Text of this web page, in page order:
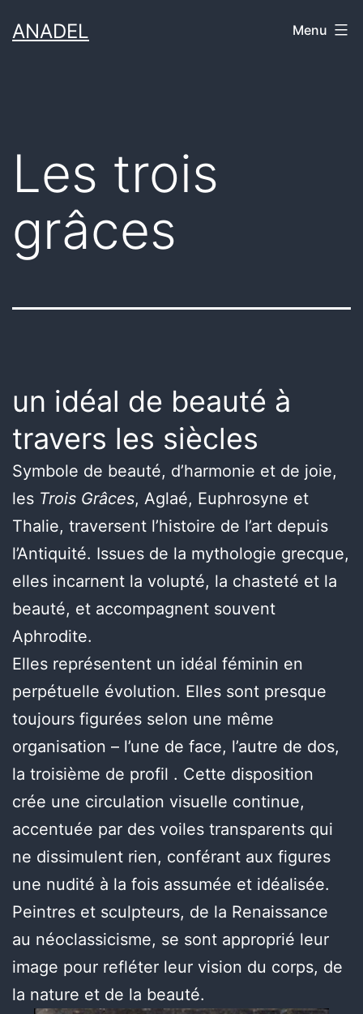
toANADEL Menu
Les trois
grâces
un idéal de beauté à
travers les siècles
Symbole de beauté, d’harmonie et de joie,
les Trois Grâces, Aglaé, Euphrosyne et
Thalie, traversent l’histoire de l’art depuis
l’Antiquité. Issues de la mythologie grecque,
elles incarnent la volupté, la chasteté et la
beauté, et accompagnent souvent
Aphrodite.
Elles représentent un idéal féminin en
perpétuelle évolution. Elles sont presque
toujours figurées selon une même
organisation – l’une de face, l’autre de dos,
la troisième de profil . Cette disposition
crée une circulation visuelle continue,
accentuée par des voiles transparents qui
ne dissimulent rien, conférant aux figures
une nudité à la fois assumée et idéalisée.
Peintres et sculpteurs, de la Renaissance
au néoclassicisme, se sont approprié leur
image pour refléter leur vision du corps, de
la nature et de la beauté.